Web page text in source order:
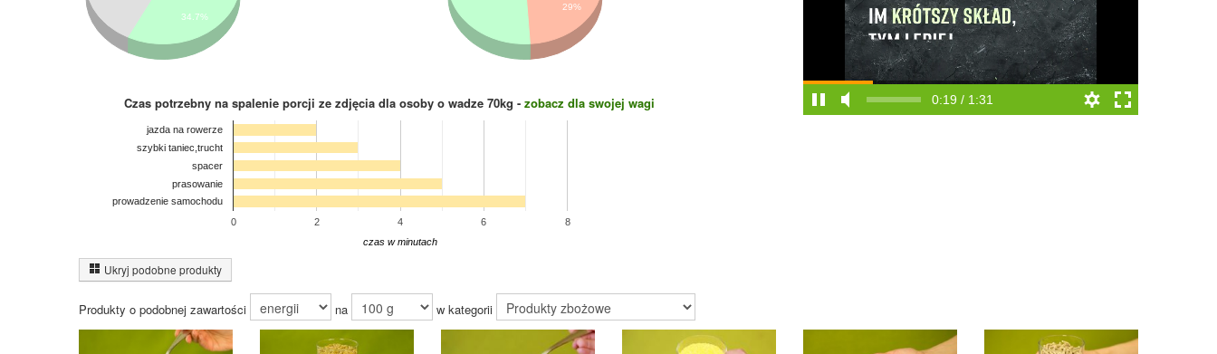
34.7%
29%
Czas potrzebny na spalenie porcji ze zdjęcia dla osoby o wadze 70kg - zobacz dla swojej wagi
0 2 4 6 8
jazda na rowerze
szybki taniec,trucht
spacer
prasowanie
prowadzenie samochodu
czas w minutach
0:19 / 1:31
Ukryj podobne produkty
Produkty o podobnej zawartości na w kategorii